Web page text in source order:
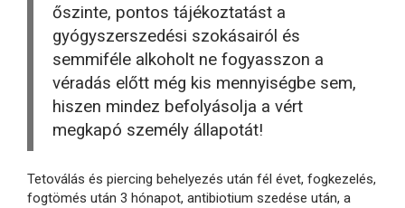
őszinte, pontos tájékoztatást a
gyógyszerszedési szokásairól és
semmiféle alkoholt ne fogyasszon a
véradás előtt még kis mennyiségbe sem,
hiszen mindez befolyásolja a vért
megkapó személy állapotát!
Tetoválás és piercing behelyezés után fél évet, fogkezelés,
fogtömés után 3 hónapot, antibiotium szedése után, a